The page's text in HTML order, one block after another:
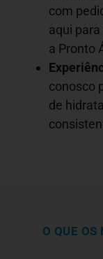
com
aqui
a Pronto
conosco
de
O QUE OS